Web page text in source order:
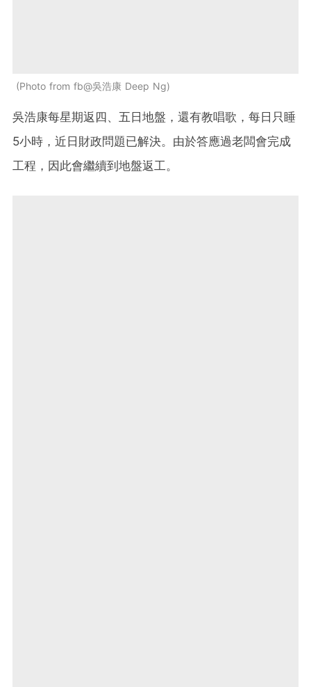
Photo from fb@吳浩康 Deep Ng
吳浩康每星期返四、五日地盤，還有教唱歌，每日只睡
5小時，近日財政問題已解決。由於答應過老闆會完成
工程，因此會繼續到地盤返工。